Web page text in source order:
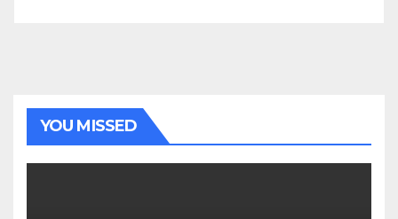
YOU MISSED